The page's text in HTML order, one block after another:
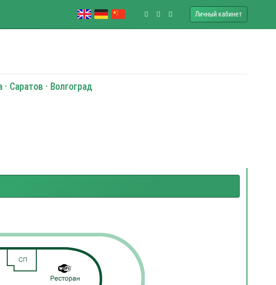
Личный кабинет
Саратов · Волгоград